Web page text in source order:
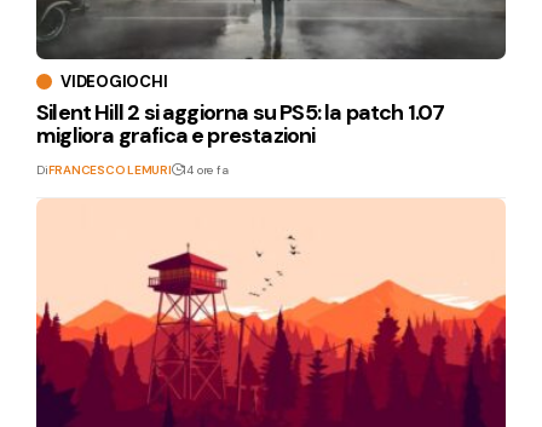
VIDEOGIOCHI
Silent Hill 2 si aggiorna su PS5: la patch 1.07
migliora grafica e prestazioni
DiFRANCESCO LEMURI 14 ore fa